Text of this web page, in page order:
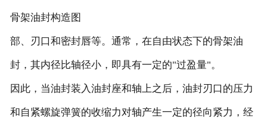
骨架油封构造图
部、刃口和密封唇等。通常，在自由状态下的骨架油
封，其内径比轴径小，即具有一定的"过盈量"。
因此，当油封装入油封座和轴上之后，油封刃口的压力
和自紧螺旋弹簧的收缩力对轴产生一定的径向紧力，经